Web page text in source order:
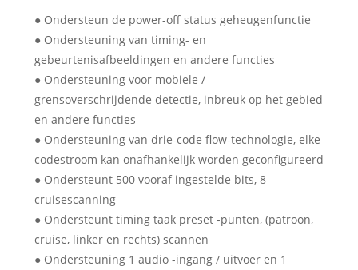
● Ondersteun de power-off status geheugenfunctie
● Ondersteuning van timing- en
gebeurtenisafbeeldingen en andere functies
● Ondersteuning voor mobiele /
grensoverschrijdende detectie, inbreuk op het gebied
en andere functies
● Ondersteuning van drie-code flow-technologie, elke
codestroom kan onafhankelijk worden geconfigureerd
● Ondersteunt 500 vooraf ingestelde bits, 8
cruisescanning
● Ondersteunt timing taak preset -punten, (patroon,
cruise, linker en rechts) scannen
● Ondersteuning 1 audio -ingang / uitvoer en 1